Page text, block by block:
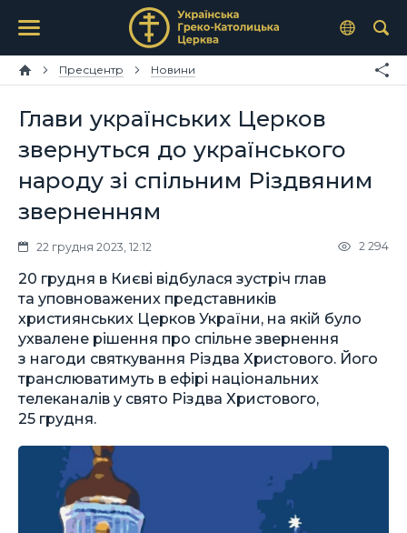
Пресцентр Новини
Глави українських Церков
звернуться до українського
народу зі спільним Різдвяним
зверненням
22 грудня 2023, 12:12 2 294
20 грудня в Києві відбулася зустріч глав
та уповноважених представників
християнських Церков України, на якій було
ухвалене рішення про спільне звернення
з нагоди святкування Різдва Христового. Його
транслюватимуть в ефірі національних
телеканалів у свято Різдва Христового,
25 грудня.